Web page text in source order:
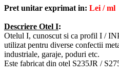
Pret unitar exprimat in: Lei / ml
Descriere Otel I:
Otelul I, cunoscut si ca profil I /
utilizat pentru diverse confectii
industriale, garaje, poduri etc.
Este fabricat din otel S235JR /